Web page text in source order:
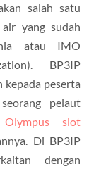
salah satu
yang sudah
atau IMO
BP3IP
kepada peserta
pelaut
Olympus slot
Di BP3IP
dengan